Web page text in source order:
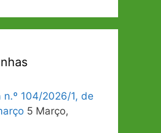
n.º 104/2026/1, de
5 Março,